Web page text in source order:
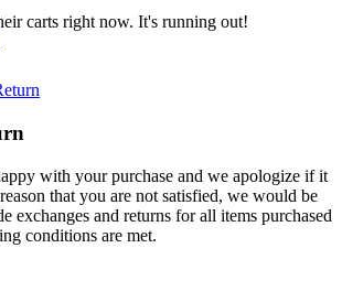
carts right now. It's running out!
with your purchase and we apologize if it
that you are not satisfied, we would be
exchanges and returns for all items purchased
conditions are met.